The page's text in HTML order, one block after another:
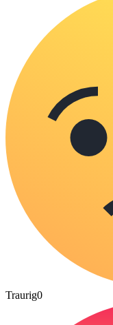
Traurig0